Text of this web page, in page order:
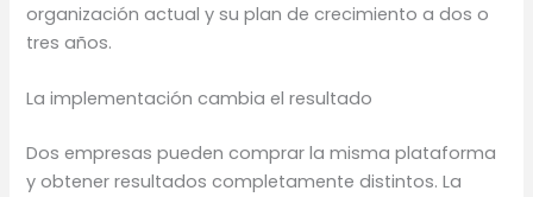
organización actual y su plan de crecimiento a dos o
tres años.
La implementación cambia el resultado
Dos empresas pueden comprar la misma plataforma
y obtener resultados completamente distintos. La